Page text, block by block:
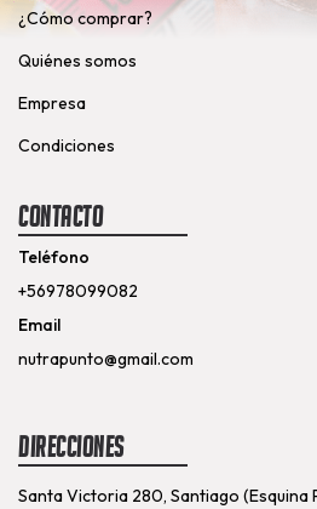
¿Cómo comprar?
Quiénes somos
Empresa
Condiciones
Contacto
Teléfono
+56978099082
Email
nutrapunto@gmail.com
Direcciones
Santa Victoria 280, Santiago (Esquina